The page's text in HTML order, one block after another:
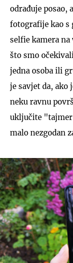
odrađuje posao,
fotografije kao s
selfie kamera
što smo
jedna osoba ili
je savjet da, ako
neku ravnu
uključite
malo nezgodan